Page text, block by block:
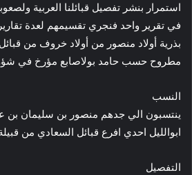
استمرار بنشر تفصيل قبائلنا العربية
في تقرير واحد فنجري تقسيمهم لعدة
بذرية أولاد منصور من أولاد خروف من
مطروح حسب حامد بولاصابع مؤرخ في
النسب
ينتسبون الي جدهم منصور بن سليمان بن
ابوالليل احدي افرع قبائل السعادي من
التفصيل